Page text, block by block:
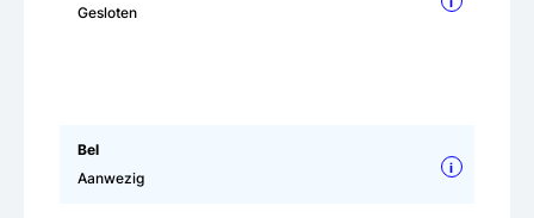
Gesloten
Bel
Aanwezig
i